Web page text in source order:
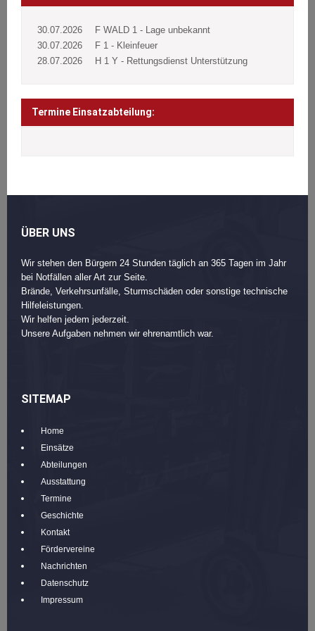
30.07.2026
F WALD 1 - Lage unbekannt
30.07.2026
F 1 - Kleinfeuer
28.07.2026
H 1 Y - Rettungsdienst Unterstützung
Termine Einsatzabteilung:
ÜBER UNS
Wir stehen den Bürgern 24 Stunden täglich an 365 Tagen im Jahr
bei Notfällen aller Art zur Seite.
Brände, Verkehrsunfälle, Sturmschäden oder sonstige technische
Hilfeleistungen.
Wir helfen jedem jederzeit.
Unsere Aufgaben nehmen wir ehrenamtlich war.
SITEMAP
Home
Einsätze
Abteilungen
Ausstattung
Termine
Geschichte
Kontakt
Fördervereine
Nachrichten
Datenschutz
Impressum